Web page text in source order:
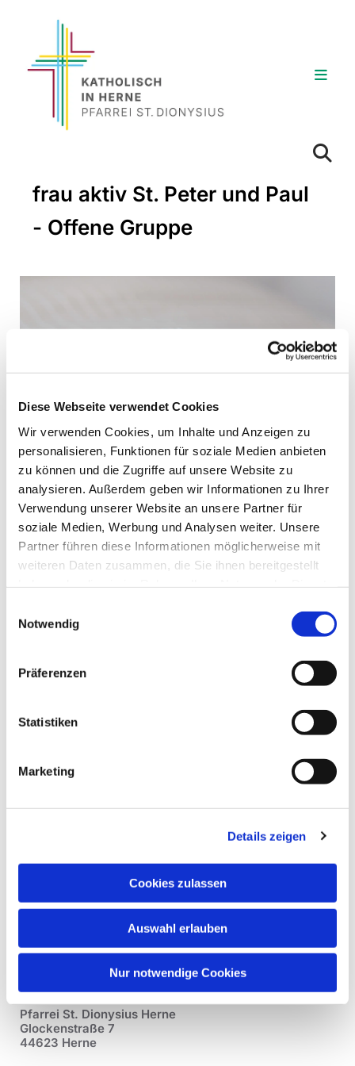
Diese Webseite verwendet Cookies
Wir verwenden Cookies, um Inhalte und Anzeigen zu
personalisieren, Funktionen für soziale Medien anbieten
zu können und die Zugriffe auf unsere Website zu
analysieren. Außerdem geben wir Informationen zu Ihrer
Verwendung unserer Website an unsere Partner für
soziale Medien, Werbung und Analysen weiter. Unsere
Partner führen diese Informationen möglicherweise mit
weiteren Daten zusammen, die Sie ihnen bereitgestellt
Notwendig
Präferenzen
Statistiken
Marketing
Details zeigen
Cookies zulassen
Auswahl erlauben
Nur notwendige Cookies
frau aktiv St. Peter und Paul
- Offene Gruppe
Mittwoch, 26. Mai 2027, 15:00 Uhr
Thomas-Morus-Haus, Widumer
Pfarrei St. Dionysius Herne
Glockenstraße 7
44623 Herne